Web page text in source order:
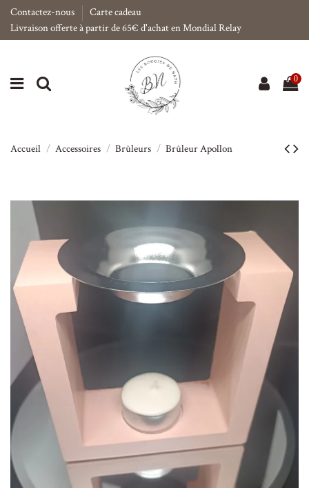
Contactez-nous
Carte cadeau
Livraison offerte à partir de 65€ d'achat en Mondial Relay
0
Accueil Accessoires Brûleurs Brûleur Apollon